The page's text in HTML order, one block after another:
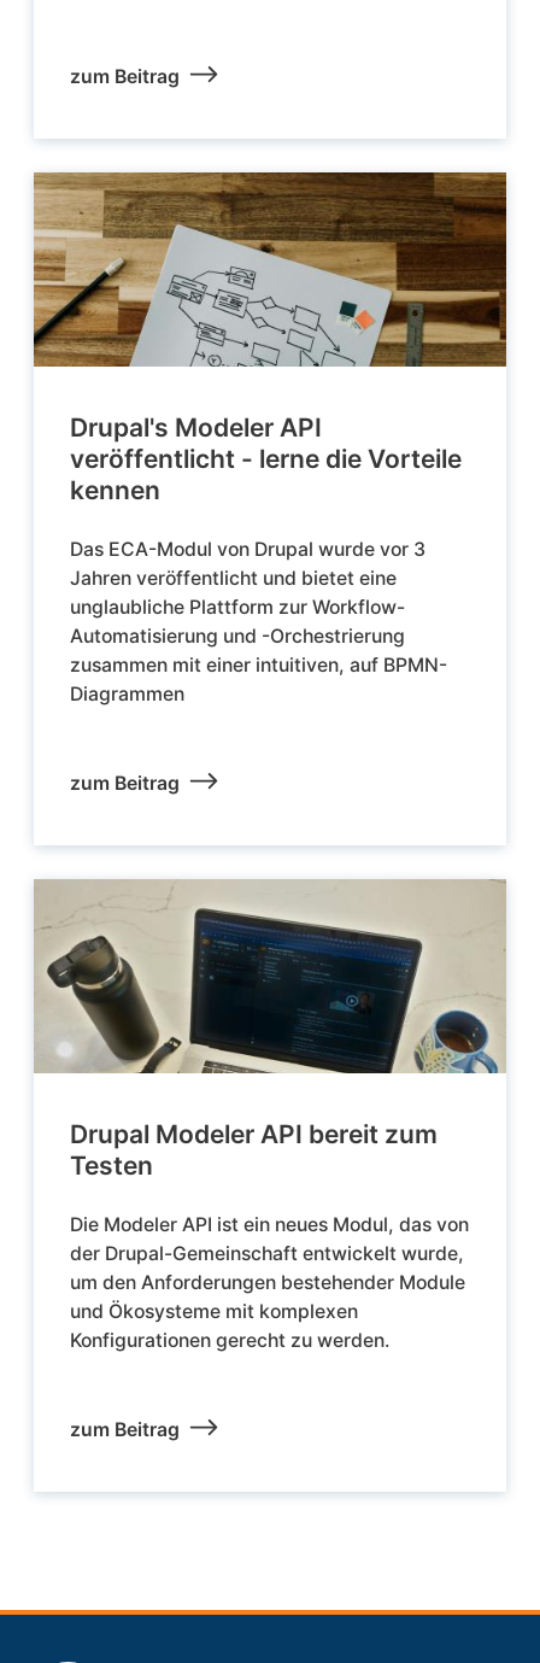
zum Beitrag
Drupal's Modeler API
veröffentlicht - lerne die Vorteile
kennen
Das ECA-Modul von Drupal wurde vor 3
Jahren veröffentlicht und bietet eine
unglaubliche Plattform zur Workflow-
Automatisierung und -Orchestrierung
zusammen mit einer intuitiven, auf BPMN-
Diagrammen
zum Beitrag
Drupal Modeler API bereit zum
Testen
Die Modeler API ist ein neues Modul, das von
der Drupal-Gemeinschaft entwickelt wurde,
um den Anforderungen bestehender Module
und Ökosysteme mit komplexen
Konfigurationen gerecht zu werden.
zum Beitrag